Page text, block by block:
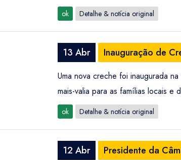
ok Detalhe & notícia original
13 Abr Inauguração de
Uma nova creche foi inaugurada
mais-valia para as famílias locais e
ok Detalhe & notícia original
12 Abr Presidente da